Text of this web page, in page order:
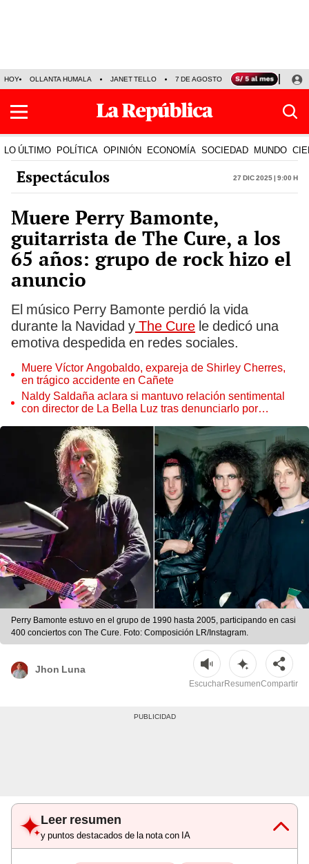
HOY OLLANTA HUMALA JANET TELLO 7 DE AGOSTO TINKA RESULTADOS
LO ÚLTIMO POLÍTICA OPINIÓN ECONOMÍA SOCIEDAD MUNDO
Espectáculos 27 Dic 2025 | 9:00 h
Muere Perry Bamonte,
guitarrista de The Cure, a los
65 años: grupo de rock hizo el
anuncio
El músico Perry Bamonte perdió la vida
durante la Navidad y The Cure le dedicó una
emotiva despedida en redes sociales.
Muere Víctor Angobaldo, expareja de Shirley Cherres,
en trágico accidente en Cañete
Naldy Saldaña aclara si mantuvo relación sentimental
con director de La Bella Luz tras denunciarlo por
Perry Bamonte estuvo en el grupo de 1990 hasta 2005, participando en casi
400 conciertos con The Cure. Foto: Composición LR/Instagram.
Jhon Luna
EscucharResumenCompartir
Leer resumen
y puntos destacados de la nota con IA